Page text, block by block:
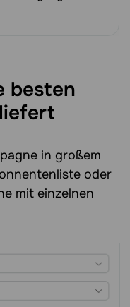
besten
in großem
oder
mit einzelnen